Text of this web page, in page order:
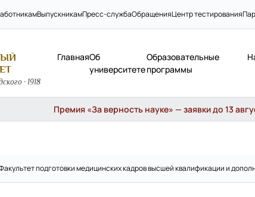
ВыпускникамПресс-службаОбращенияЦентр тестирования
· 1918
ГлавнаяОб
университете
Образовательные
программы
Премия «За верность науке» — заявки до 13
подготовки медицинских кадров высшей квалификации и